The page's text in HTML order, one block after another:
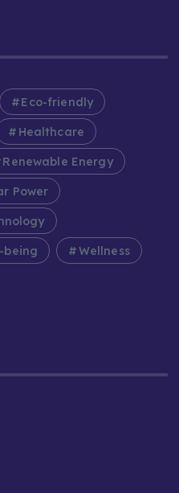
Eco-friendly
Healthcare
Renewable Energy
Power
being Wellness